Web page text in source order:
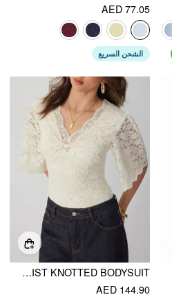
AED 77.05
الشحن السريع
LACE JACQUARD SWEETHEART NECK BELL SLEEVE TWIST KNOTTED BODYSUIT
AED 144.90